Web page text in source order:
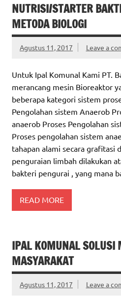
NUTRISI/STARTER
METODA BIOLOGI
Agustus 11, 2017 Leave a
Untuk Ipal Komunal Kami PT.
merancang mesin Bioreaktor
beberapa kategori sistem
Pengolahan sistem Anaerob
anaerob Proses Pengolahan
Proses pengolahan sistem
tahapan alami secara grafitasi
penguraian limbah dilakukan
bakteri pengurai , yang mana
READ MORE
IPAL KOMUNAL SOLUSI
MASYARAKAT
Agustus 11, 2017 Leave a